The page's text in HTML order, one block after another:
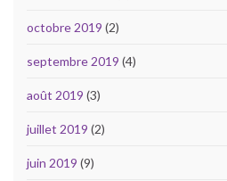
octobre 2019 (2)
septembre 2019 (4)
août 2019 (3)
juillet 2019 (2)
juin 2019 (9)